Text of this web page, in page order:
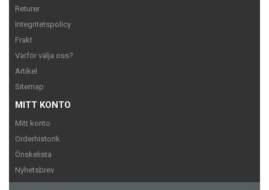
Returer
Integritetspolicy
Frakt
Varför välja oss?
Artikel
Sitemap
MITT KONTO
Mitt konto
Orderhistorik
Önskelista
Nyhetsbrev